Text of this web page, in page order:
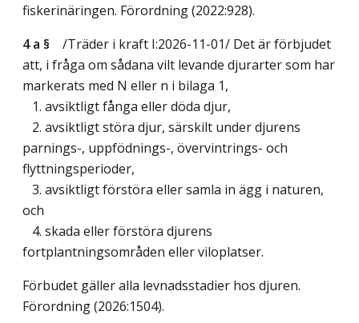
fiskerinäringen. Förordning (2022:928).
4 a §
/Träder i kraft I:2026-11-01/ Det är förbjudet
att, i fråga om sådana vilt levande djurarter som har
markerats med N eller n i bilaga 1,
1. avsiktligt fånga eller döda djur,
2. avsiktligt störa djur, särskilt under djurens
parnings-, uppfödnings-, övervintrings- och
flyttningsperioder,
3. avsiktligt förstöra eller samla in ägg i naturen,
och
4. skada eller förstöra djurens
fortplantningsområden eller viloplatser.
Förbudet gäller alla levnadsstadier hos djuren.
Förordning (2026:1504).